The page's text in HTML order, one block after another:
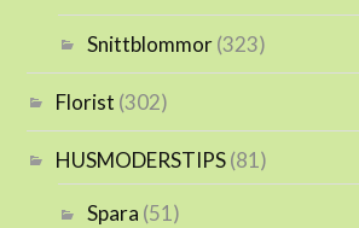
Snittblommor(323)
Florist (302)
HUSMODERSTIPS(81)
Spara (51)